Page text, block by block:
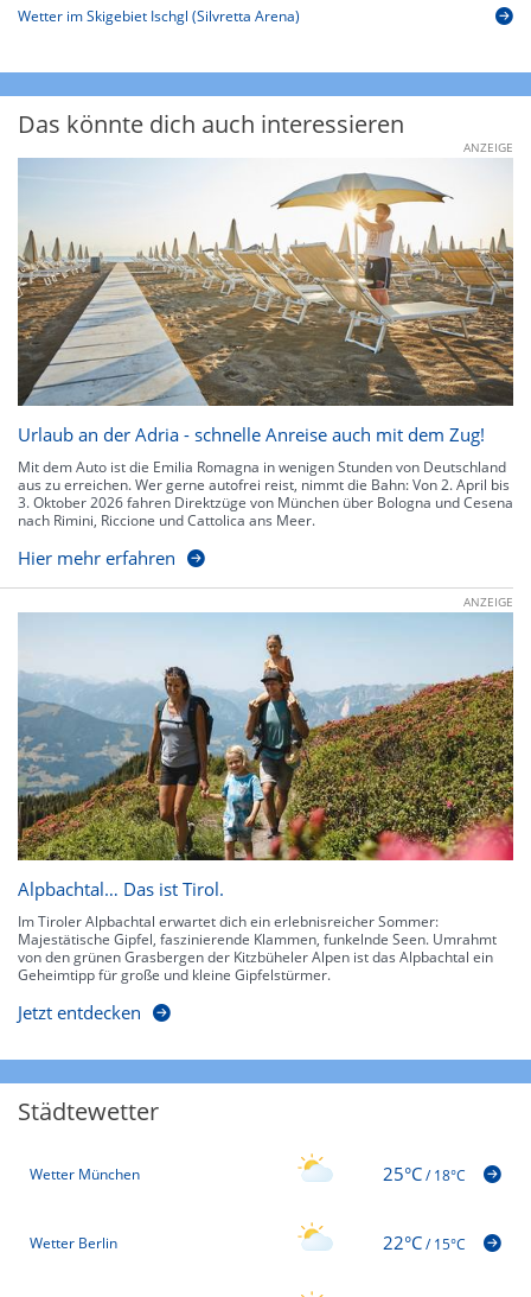
Wetter im Skigebiet Ischgl (Silvretta Arena)
Das könnte dich auch interessieren
ANZEIGE
Urlaub an der Adria - schnelle Anreise auch mit dem Zug!
Mit dem Auto ist die Emilia Romagna in wenigen Stunden von Deutschland
aus zu erreichen. Wer gerne autofrei reist, nimmt die Bahn: Von 2. April bis
3. Oktober 2026 fahren Direktzüge von München über Bologna und Cesena
nach Rimini, Riccione und Cattolica ans Meer.
Hier mehr erfahren
ANZEIGE
Alpbachtal… Das ist Tirol.
Im Tiroler Alpbachtal erwartet dich ein erlebnisreicher Sommer:
Majestätische Gipfel, faszinierende Klammen, funkelnde Seen. Umrahmt
von den grünen Grasbergen der Kitzbüheler Alpen ist das Alpbachtal ein
Geheimtipp für große und kleine Gipfelstürmer.
Jetzt entdecken
Städtewetter
Wetter München 25°C/18°C
Wetter Berlin 22°C/15°C